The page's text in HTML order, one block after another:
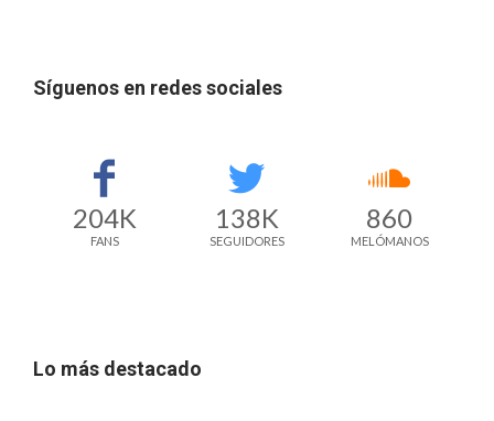
Síguenos en redes sociales
204K
FANS
138K
SEGUIDORES
860
MELÓMANOS
Lo más destacado